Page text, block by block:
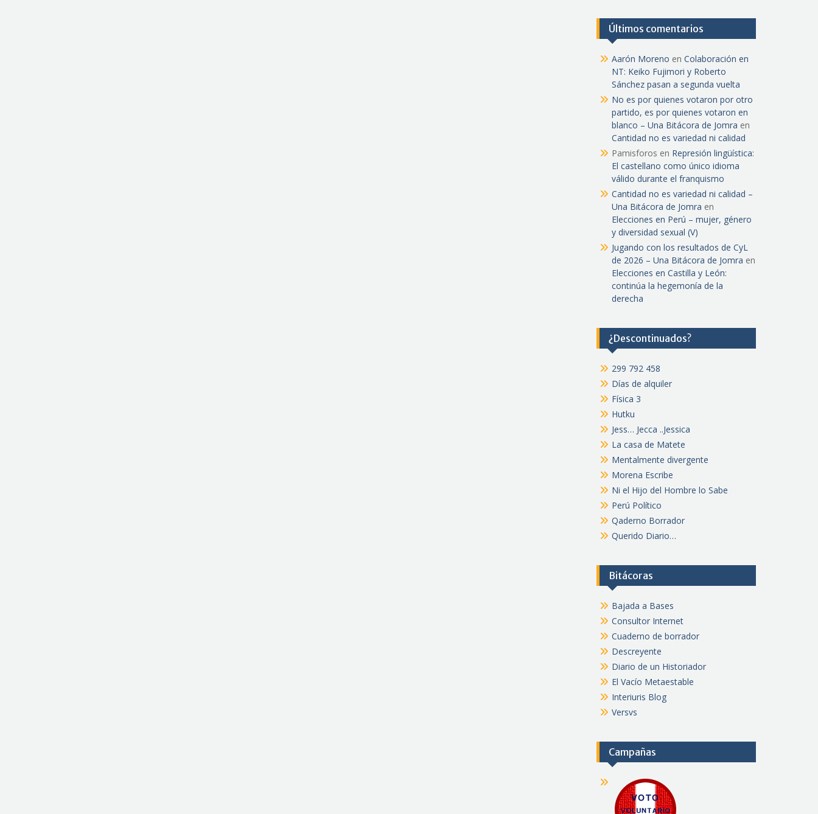
Últimos comentarios
Aarón Moreno en Colaboración en
NT: Keiko Fujimori y Roberto
Sánchez pasan a segunda vuelta
No es por quienes votaron por otro
partido, es por quienes votaron en
blanco – Una Bitácora de Jomra en
Cantidad no es variedad ni calidad
Pamisforos en Represión lingüística:
El castellano como único idioma
válido durante el franquismo
Cantidad no es variedad ni calidad –
Una Bitácora de Jomra en
Elecciones en Perú – mujer, género
y diversidad sexual (V)
Jugando con los resultados de CyL
de 2026 – Una Bitácora de Jomra en
Elecciones en Castilla y León:
continúa la hegemonía de la
derecha
¿Descontinuados?
299 792 458
Días de alquiler
Física 3
Hutku
Jess… Jecca ..Jessica
La casa de Matete
Mentalmente divergente
Morena Escribe
Ni el Hijo del Hombre lo Sabe
Perú Político
Qaderno Borrador
Querido Diario…
Bitácoras
Bajada a Bases
Consultor Internet
Cuaderno de borrador
Descreyente
Diario de un Historiador
El Vacío Metaestable
Interiuris Blog
Versvs
Campañas